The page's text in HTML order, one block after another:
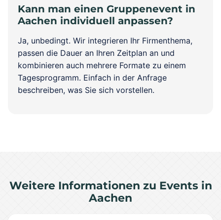
Kann man einen Gruppenevent in
Aachen individuell anpassen?
Ja, unbedingt. Wir integrieren Ihr Firmenthema,
passen die Dauer an Ihren Zeitplan an und
kombinieren auch mehrere Formate zu einem
Tagesprogramm. Einfach in der Anfrage
beschreiben, was Sie sich vorstellen.
Weitere Informationen zu Events in
Aachen